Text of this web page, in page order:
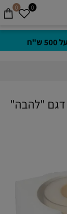
0 0
דגם "להבה"